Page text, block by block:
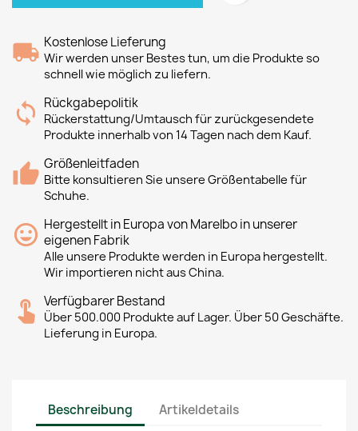
Kostenlose Lieferung
Wir werden unser Bestes tun, um die Produkte so
schnell wie möglich zu liefern.
Rückgabepolitik
Rückerstattung/Umtausch für zurückgesendete
Produkte innerhalb von 14 Tagen nach dem Kauf.
Größenleitfaden
Bitte konsultieren Sie unsere Größentabelle für
Schuhe.
Hergestellt in Europa von Marelbo in unserer
eigenen Fabrik
Alle unsere Produkte werden in Europa hergestellt.
Wir importieren nicht aus China.
Verfügbarer Bestand
Über 500.000 Produkte auf Lager. Über 50 Geschäfte.
Lieferung in Europa.
Beschreibung Artikeldetails